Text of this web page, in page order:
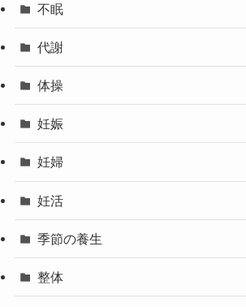
不眠
代謝
体操
妊娠
妊婦
妊活
季節の養生
整体